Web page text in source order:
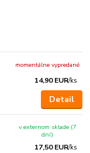
14,90 EUR/ks
momentálne vypredané
Detail
17,50 EUR/ks
v externom sklade (7
dní)